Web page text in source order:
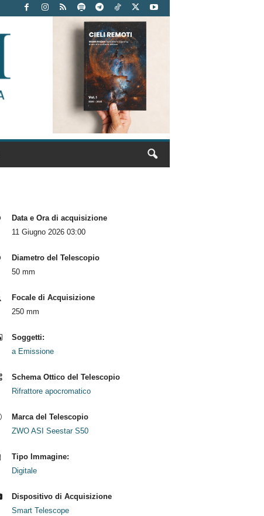
Data e Ora di acquisizione
11 Giugno 2026 03:00
Diametro del Telescopio
50 mm
Focale di Acquisizione
250 mm
Soggetti:
a Emissione
Schema Ottico del Telescopio
Rifrattore apocromatico
Marca del Telescopio
ZWO ASI Seestar S50
Tipo Immagine:
Digitale
Dispositivo di Acquisizione
Smart Telescope